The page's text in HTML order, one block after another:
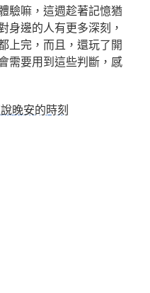
驗嘛，這週趁著記憶猶
身邊的人有更多深刻，
上完，而且，還玩了開
需要用到這些判斷，感
晚安的時刻